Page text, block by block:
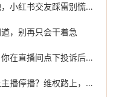
慌张，这份维权与举报指南请收好
，别再只会干着急
诉后，主播真的能看到是你吗？
，或许还有一个更理性的选择